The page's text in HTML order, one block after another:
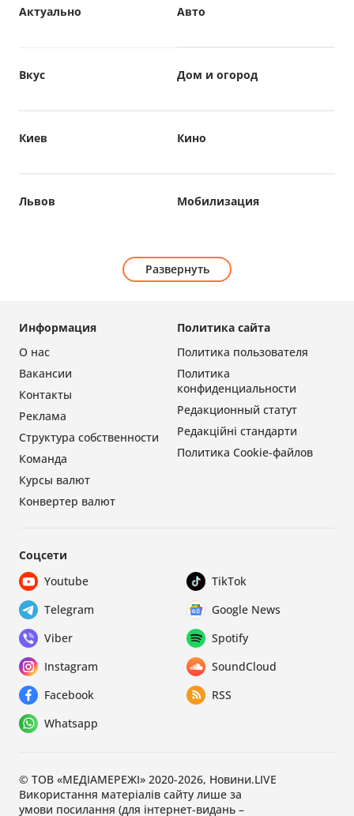
Авто
Актуально
Вкус Дом и огород
Киев Кино
Львов Мобилизация
Развернуть
Политика сайта
Политика пользователя
Политика
конфиденциальности
Редакционный статут
Редакційні стандарти
Политика Cookie-файлов
Информация
О нас
Вакансии
Контакты
Реклама
Структура собственности
Команда
Курсы валют
Конвертер валют
Соцсети
Youtube
TikTok
Telegram
Google News
Viber
Spotify
Instagram
SoundCloud
Facebook
RSS
Whatsapp
© ТОВ «МЕДІАМЕРЕЖІ» 2020-2026, Новини.LIVE
Використання матеріалів сайту лише за
умови посилання (для інтернет-видань –